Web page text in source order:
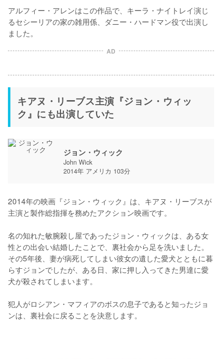
アルフィー・アレンはこの作品で、キーラ・ナイトレイ演じ
るセシーリアの家の雑用係、ダニー・ハードマン役で出演し
ました。
AD
キアヌ・リーブス主演『ジョン・ウィッ
ク』にも出演していた
ジョン・ウィック
John Wick
2014年 アメリカ 103分
2014年の映画『ジョン・ウィック』は、キアヌ・リーブスが
主演と製作総指揮を務めたアクション映画です。
名の知れた敏腕殺し屋であったジョン・ウィックは、ある女
性との出会い結婚したことで、裏社会から足を洗いました。
その5年後、妻が病死してしまい彼女の遺した愛犬とともに暮
らすジョンでしたが、ある日、家に押し入ってきた男達に愛
犬が殺されてしまいます。
犯人がロシアン・マフィアのボスの息子であると知ったジョ
ンは、裏社会に戻ることを決意します。